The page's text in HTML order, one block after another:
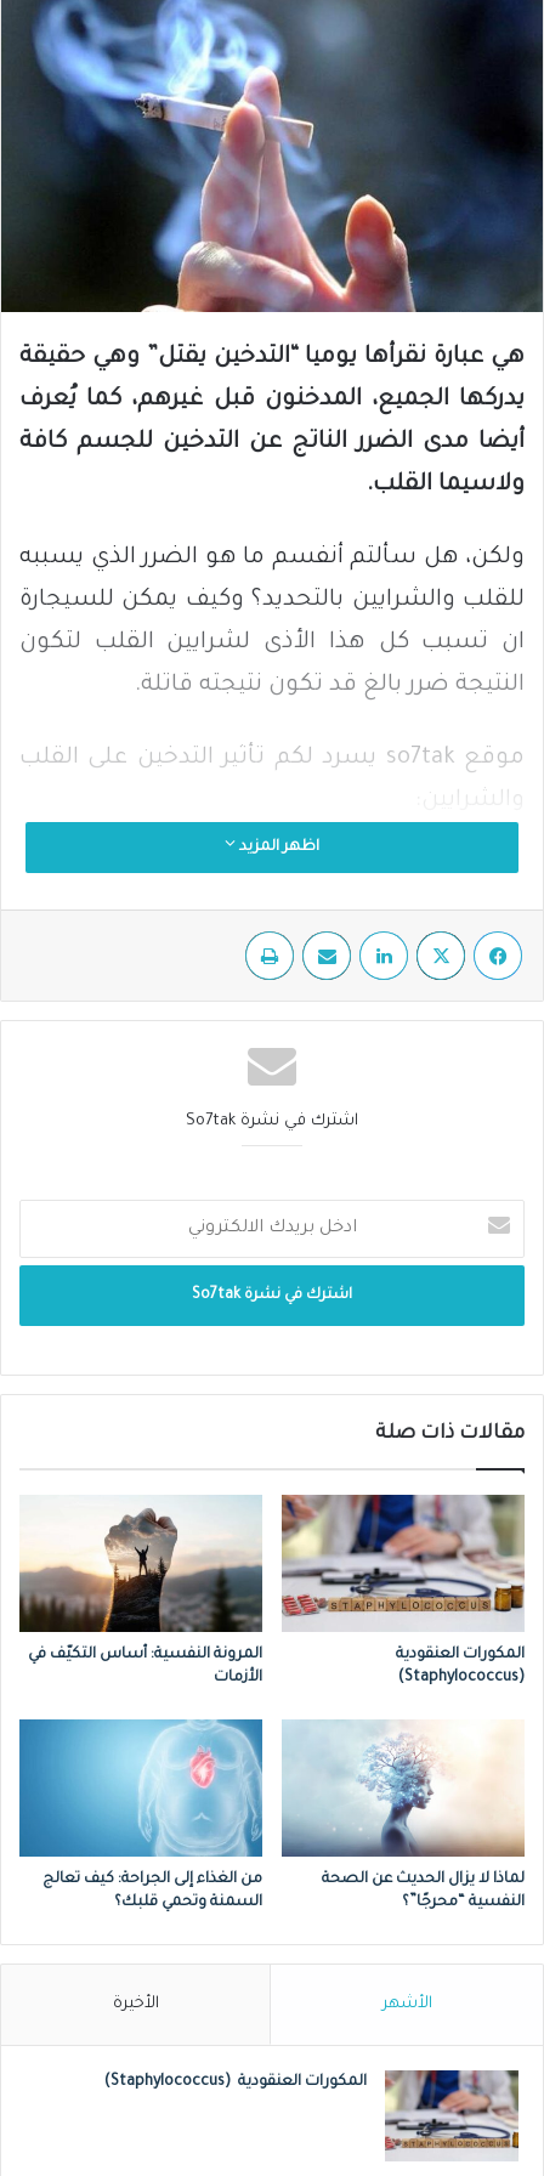
هي عبارة نقرأها يوميا “التدخين يقتل” وهي حقيقة
يدركها الجميع، المدخنون قبل غيرهم، كما يُعرف
أيضا مدى الضرر الناتج عن التدخين للجسم كافة
ولاسيما القلب.
ولكن، هل سألتم أنفسم ما هو الضرر الذي يسببه
للقلب والشرايين بالتحديد؟ وكيف يمكن للسيجارة
ان تسبب كل هذا الأذى لشرايين القلب لتكون
النتيجة ضرر بالغ قد تكون نتيجته قاتلة.
موقع so7tak يسرد لكم تأثير التدخين على القلب
والشرايين:
التدخين يسهم في:
تسارع ضربات القلب.
تضيق في الشرايين من خلال ترسّب مادة
صعوبة في التحكم في مستوى ضغط الدم
حتى مع تناول الدواء.
المدخّن الى الإصابة بأزمات القلب الحادة
وجلطات القلب والمخ.
ضعف قدرة عضلة القلب على ضخ الدم ما
المهام الحيوية.
مشاكل ومضاعفات أثناء التخدير في حال
إنتفاخ وتهتك الشريان الرئيسي في الجسم (
الشريان الأورطي ).
تضيق شرايين الأطراف، فقد ثبت أن المدخنين
يمثلون حوالي 90% من المصابين بضيق
أحد مسببات ازدياد تجلط الدم التلقائي.
اظهر المزيد
فيسبوك لينكدإن مشاركة عبر البريد
اشترك في نشرة So7tak
مقالات ذات صلة
المكورات العنقودية
(Staphylococcus)
المرونة النفسية: أساس التكيّف في
الأزمات
لماذا لا يزال الحديث عن الصحة
النفسية “محرجًا”؟
من الغذاء إلى الجراحة: كيف تعالج
السمنة وتحمي قلبك؟
الأشهر الأخيرة
المكورات العنقودية (Staphylococcus)